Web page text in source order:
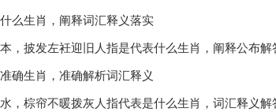
么生肖，阐释词汇释义落实
，披发左衽迎旧人指是代表什么生肖，阐释公布解
确生肖，准确解析词汇释义
，棕帘不暖拨灰人指代表是什么生肖，词汇释义解